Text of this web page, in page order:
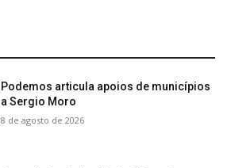
Podemos articula apoios de municípios
a Sergio Moro
8 de agosto de 2026